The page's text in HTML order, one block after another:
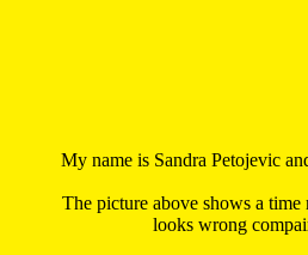
My name is Sandra Petojevic
The picture above shows a
looks wrong